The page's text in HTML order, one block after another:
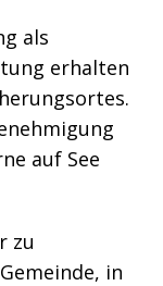
als
erhalten
auf See
zu
in